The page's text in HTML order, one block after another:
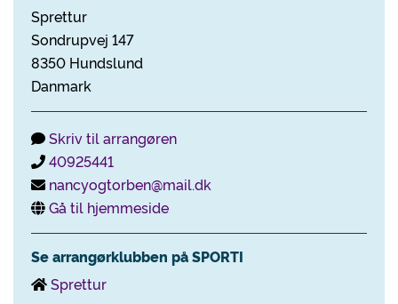
Sprettur
Sondrupvej 147
8350 Hundslund
Danmark
Skriv til arrangøren
40925441
nancyogtorben@mail.dk
Gå til hjemmeside
Se arrangørklubben på SPORTI
Sprettur